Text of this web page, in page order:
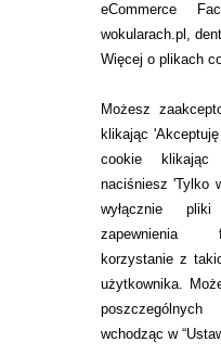
eCommerce
wokularach.pl,
Więcej o plikach
Możesz
klikając
cookie klikając
naciśniesz 'Tylko
wyłącznie
zapewnienia
korzystanie z
użytkownika.
wchodząc w
RANKINGI
SOCZEWKI
Zwrot (odstąpienie od
ZMIEŃ USTAWIENIA
KONTAKT
telefon:
22 113 44 42
telefon:
732 08 08 72